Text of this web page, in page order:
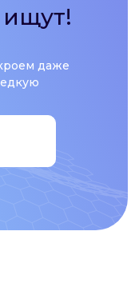
даже
ищут!